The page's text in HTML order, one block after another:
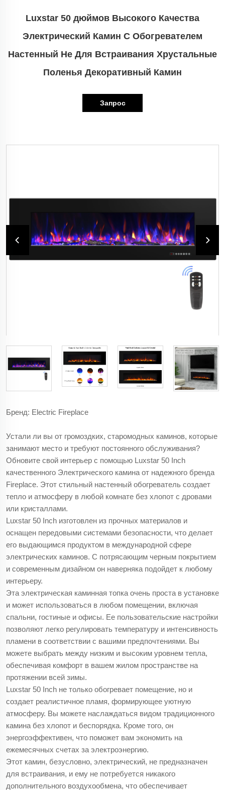
Luxstar 50 дюймов Высокого Качества
Электрический Камин С Обогревателем
Настенный Не Для Встраивания Хрустальные
Поленья Декоративный Камин
Запрос
Бренд: Electric Fireplace
Устали ли вы от громоздких, старомодных каминов, которые
занимают место и требуют постоянного обслуживания?
Обновите свой интерьер с помощью Luxstar 50 Inch
качественного Электрического камина от надежного бренда
Fireplace. Этот стильный настенный обогреватель создает
тепло и атмосферу в любой комнате без хлопот с дровами
или кристаллами.
Luxstar 50 Inch изготовлен из прочных материалов и
оснащен передовыми системами безопасности, что делает
его выдающимся продуктом в международной сфере
электрических каминов. С потрясающим черным покрытием
и современным дизайном он наверняка подойдет к любому
интерьеру.
Эта электрическая каминная топка очень проста в установке
и может использоваться в любом помещении, включая
спальни, гостиные и офисы. Ее пользовательские настройки
позволяют легко регулировать температуру и интенсивность
пламени в соответствии с вашими предпочтениями. Вы
можете выбрать между низким и высоким уровнем тепла,
обеспечивая комфорт в вашем жилом пространстве на
протяжении всей зимы.
Luxstar 50 Inch не только обогревает помещение, но и
создает реалистичное пламя, формирующее уютную
атмосферу. Вы можете наслаждаться видом традиционного
камина без хлопот и беспорядка. Кроме того, он
энергоэффективен, что поможет вам экономить на
ежемесячных счетах за электроэнергию.
Этот камин, безусловно, электрический, не предназначен
для встраивания, и ему не потребуется никакого
дополнительного воздухообмена, что обеспечивает